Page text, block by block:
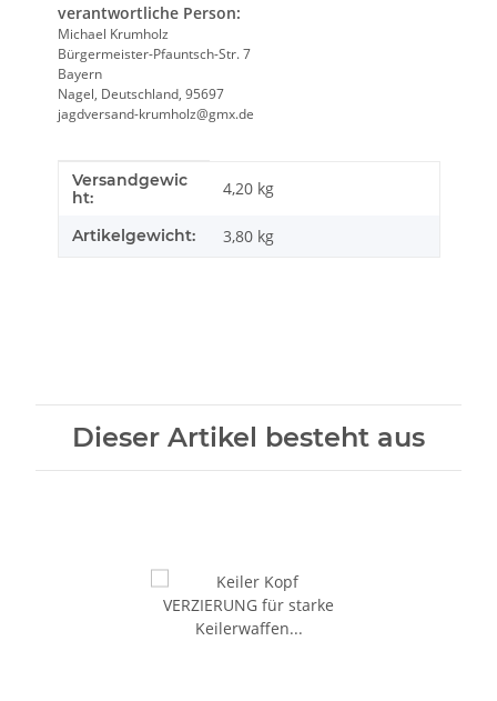
verantwortliche Person:
Michael Krumholz
Bürgermeister-Pfauntsch-Str. 7
Bayern
Nagel, Deutschland, 95697
jagdversand-krumholz@gmx.de
Produkteigenschaft
Wert
Versandgewic
ht:
4,20 kg
Artikelgewicht: 3,80 kg
Dieser Artikel besteht aus